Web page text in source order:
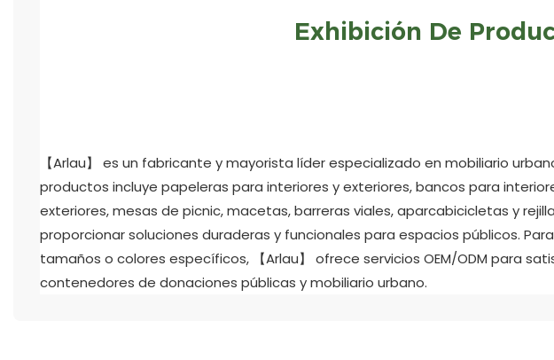
Exhibición De
【Arlau】 es un fabricante y mayorista líder especializado en mobiliario
productos incluye papeleras para interiores y exteriores, bancos para
exteriores, mesas de picnic, macetas, barreras viales, aparcabicicletas y
proporcionar soluciones duraderas y funcionales para espacios públicos.
tamaños o colores específicos, 【Arlau】 ofrece servicios OEM/ODM para
contenedores de donaciones públicas y mobiliario urbano.